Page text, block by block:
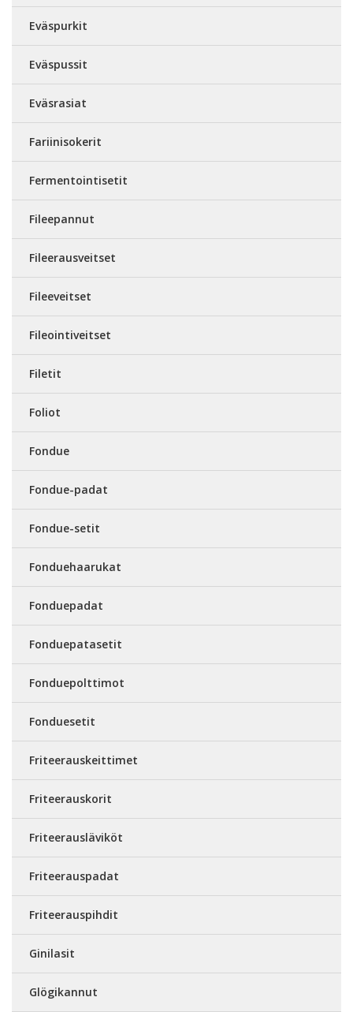
Eväspurkit
Eväspussit
Eväsrasiat
Fariinisokerit
Fermentointisetit
Fileepannut
Fileerausveitset
Fileeveitset
Fileointiveitset
Filetit
Foliot
Fondue
Fondue-padat
Fondue-setit
Fonduehaarukat
Fonduepadat
Fonduepatasetit
Fonduepolttimot
Fonduesetit
Friteerauskeittimet
Friteerauskorit
Friteerausläviköt
Friteerauspadat
Friteerauspihdit
Ginilasit
Glögikannut